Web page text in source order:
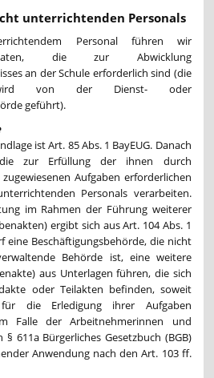
unterrichtenden Personals
Personal führen wir
die zur Abwicklung
an der Schule erforderlich sind (die
wird von der Dienst- oder
geführt).
ist Art. 85 Abs. 1 BayEUG. Danach
zur Erfüllung der ihnen durch
Aufgaben erforderlichen
Personals verarbeiten.
im Rahmen der Führung weiterer
ergibt sich aus Art. 104 Abs. 1
eine Beschäftigungsbehörde, die nicht
Behörde ist, eine weitere
aus Unterlagen führen, die sich
oder Teilakten befinden, soweit
die Erledigung ihrer Aufgaben
Falle der Arbeitnehmerinnen und
611a Bürgerliches Gesetzbuch (BGB)
Anwendung nach den Art. 103 ff.